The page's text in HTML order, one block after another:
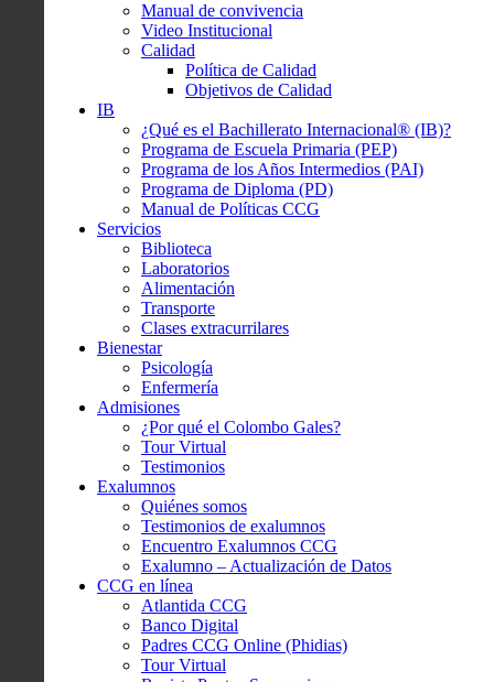
Manual de convivencia
Video Institucional
Calidad
Política de Calidad
Objetivos de Calidad
IB
¿Qué es el Bachillerato Internacional® (IB)?
Programa de Escuela Primaria (PEP)
Programa de los Años Intermedios (PAI)
Programa de Diploma (PD)
Manual de Políticas CCG
Servicios
Biblioteca
Laboratorios
Alimentación
Transporte
Clases extracurrilares
Bienestar
Psicología
Enfermería
Admisiones
¿Por qué el Colombo Gales?
Tour Virtual
Testimonios
Exalumnos
Quiénes somos
Testimonios de exalumnos
Encuentro Exalumnos CCG
Exalumno – Actualización de Datos
CCG en línea
Atlantida CCG
Banco Digital
Padres CCG Online (Phidias)
Tour Virtual